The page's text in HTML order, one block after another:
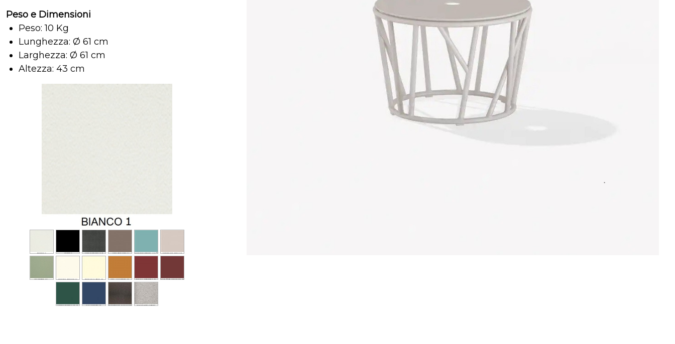
Peso e Dimensioni
Peso: 10 Kg
Lunghezza: Ø 61 cm
Larghezza: Ø 61 cm
Altezza: 43 cm